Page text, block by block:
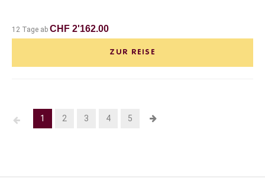
12 Tage ab CHF 2'162.00
ZUR REISE
1 2 3 4 5